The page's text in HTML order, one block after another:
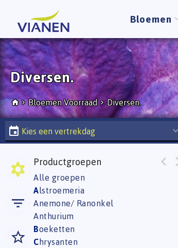
Bloemen
Diversen.
Bloemen Voorraad Diversen.
Kies een vertrekdag
Productgroepen
Alle groepen
Alstroemeria
Anemone/ Ranonkel
Anthurium
Boeketten
C hrysanten